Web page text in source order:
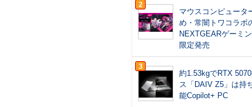
2
マウスコンピュータ
め・常闇トワコラボ
NEXTGEARゲーミ
限定発売
3
約1.53kgでRTX
ス「DAIV Z5」は持
能Copilot+ PC